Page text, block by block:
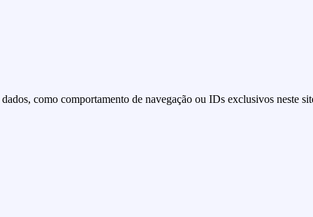
como comportamento de navegação ou IDs exclusivos neste